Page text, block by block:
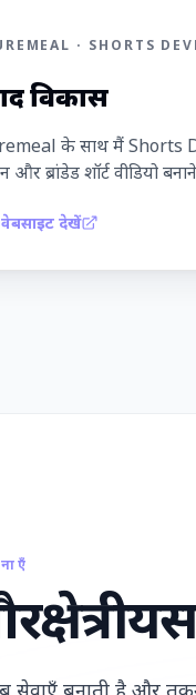
· SHORTS
विकास
के साथ मैं Shorts
और ब्रांडेड शॉर्ट वीडियो
वेबसाइट देखें
क्षेत्रीय
बनाती है और